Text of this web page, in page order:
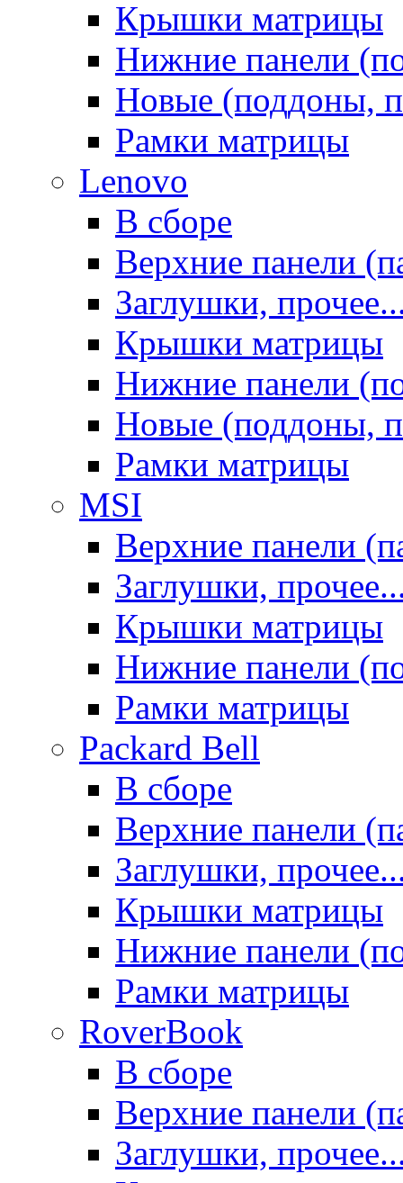
Крышки матрицы
Нижние панели
Новые (поддоны,
Рамки матрицы
Lenovo
В сборе
Верхние панели
Заглушки,
Крышки матрицы
Нижние панели
Новые (поддоны,
Рамки матрицы
MSI
Верхние панели
Заглушки,
Крышки матрицы
Нижние панели
Рамки матрицы
Packard Bell
В сборе
Верхние панели
Заглушки,
Крышки матрицы
Нижние панели
Рамки матрицы
RoverBook
В сборе
Верхние панели
Заглушки,